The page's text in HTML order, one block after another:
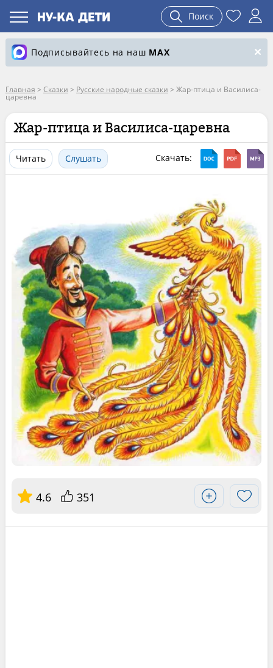
Поиск
Подписывайтесь на наш MAX
Главная > Сказки > Русские народные сказки > Жар-птица и Василиса-
царевна
Жар-птица и Василиса-царевна
Читать Слушать Скачать:
4.6 351